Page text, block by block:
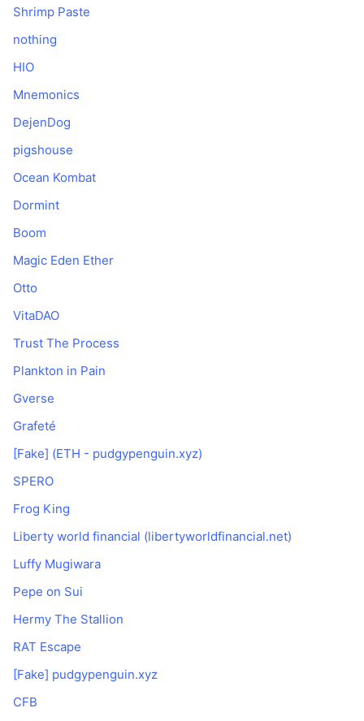
Shrimp Paste
nothing
HIO
Mnemonics
DejenDog
pigshouse
Ocean Kombat
Dormint
Boom
Magic Eden Ether
Otto
VitaDAO
Trust The Process
Plankton in Pain
Gverse
Grafeté
[Fake] (ETH - pudgypenguin.xyz)
SPERO
Frog King
Liberty world financial (libertyworldfinancial.net)
Luffy Mugiwara
Pepe on Sui
Hermy The Stallion
RAT Escape
[Fake] pudgypenguin.xyz
CFB